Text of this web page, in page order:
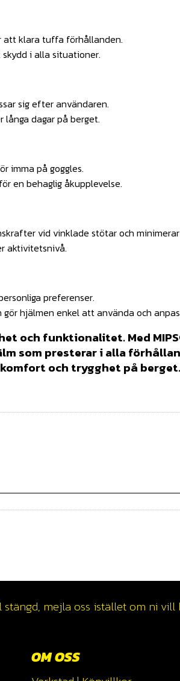
att klara tuffa förhållanden.
i alla situationer.
sig efter användaren.
dagar på berget.
imma på goggles.
en behaglig åkupplevelse.
vid vinklade stötar och
aktivitetsnivå.
preferenser.
hjälmen enkel att använda och
och funktionalitet. Med
som presterar i alla
och trygghet på berget.
mejla oss istället om ni vill
OM OSS